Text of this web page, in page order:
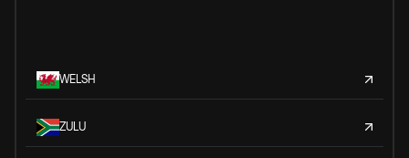
WELSH
ZULU